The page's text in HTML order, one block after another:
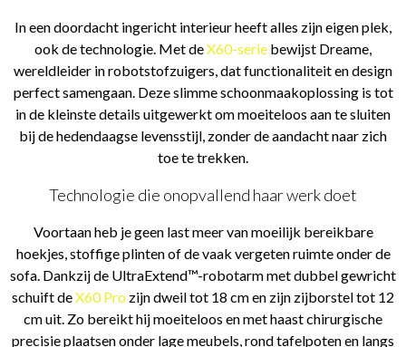
In een doordacht ingericht interieur heeft alles zijn eigen plek,
ook de technologie. Met deX60-serie bewijst Dreame,
wereldleider in robotstofzuigers, dat functionaliteit en design
perfect samengaan. Deze slimme schoonmaakoplossing is tot
in de kleinste details uitgewerkt om moeiteloos aan te sluiten
bij de hedendaagse levensstijl, zonder de aandacht naar zich
toe te trekken.
Technologie die onopvallend haar werk doet
Voortaan heb je geen last meer van moeilijk bereikbare
hoekjes, stoffige plinten of de vaak vergeten ruimte onder de
sofa. Dankzij de UltraExtend™-robotarm met dubbel gewricht
schuift deX60 Pro zijn dweil tot 18 cm en zijn zijborstel tot 12
cm uit. Zo bereikt hij moeiteloos en met haast chirurgische
precisie plaatsen onder lage meubels, rond tafelpoten en langs